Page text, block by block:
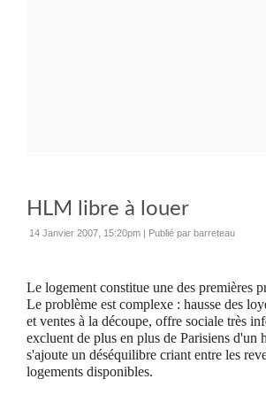
HLM libre à louer
14 Janvier 2007, 15:20pm | Publié par barreteau
Le logement constitue une des premières
Le problème est complexe : hausse des
et ventes à la découpe, offre sociale très
excluent de plus en plus de Parisiens d'un
s'ajoute un déséquilibre criant entre les
logements disponibles.